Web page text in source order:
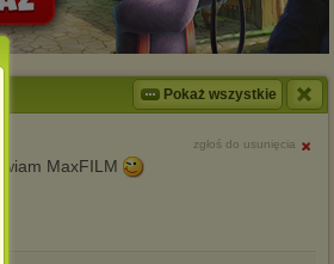
Pokaż wszystkie
zgłoś do usunięcia
MaxFILM